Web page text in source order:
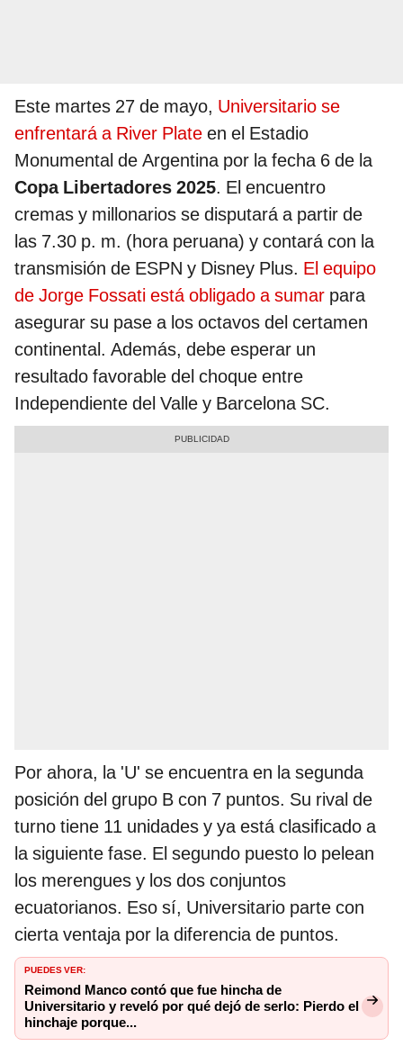
Este martes 27 de mayo, Universitario se
enfrentará a River Plate en el Estadio
Monumental de Argentina por la fecha 6 de la
Copa Libertadores 2025. El encuentro
cremas y millonarios se disputará a partir de
las 7.30 p. m. (hora peruana) y contará con la
transmisión de ESPN y Disney Plus. El equipo
de Jorge Fossati está obligado a sumar para
asegurar su pase a los octavos del certamen
continental. Además, debe esperar un
resultado favorable del choque entre
Independiente del Valle y Barcelona SC.
Por ahora, la 'U' se encuentra en la segunda
posición del grupo B con 7 puntos. Su rival de
turno tiene 11 unidades y ya está clasificado a
la siguiente fase. El segundo puesto lo pelean
los merengues y los dos conjuntos
ecuatorianos. Eso sí, Universitario parte con
cierta ventaja por la diferencia de puntos.
PUEDES VER:
Reimond Manco contó que fue hincha de
Universitario y reveló por qué dejó de serlo: Pierdo el
hinchaje porque...